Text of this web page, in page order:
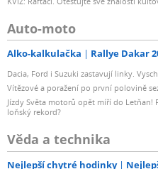
Auto-moto
Alko-kalkulačka Rallye Dakar
Dacia, Ford i Suzuki zastavují linky.
Vítězové a poražení po první polovině
Jízdy Světa motorů opět míří do
loňský rekord?
Věda a technika
Nejlepší chytré hodinky